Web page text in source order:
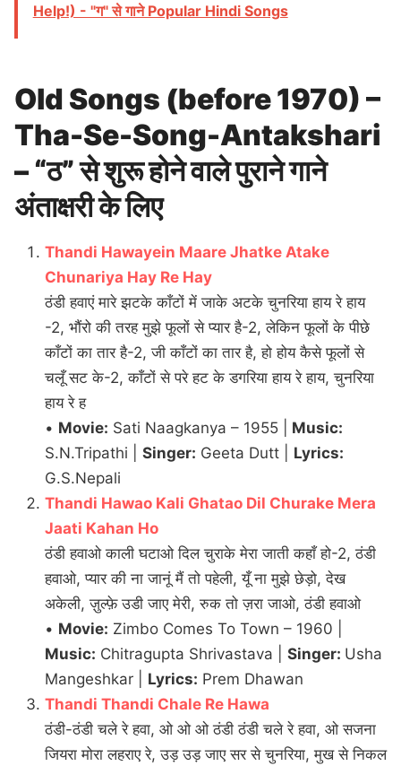
Help!) - "ग" से गाने Popular Hindi Songs
Old Songs (before 1970) –
Tha-Se-Song-Antakshari
– “ठ” से शुरू होने वाले पुराने गाने
अंताक्षरी के लिए
Thandi Hawayein Maare Jhatke Atake
Chunariya Hay Re Hay
ठंडी हवाएं मारे झटके काँटों में जाके अटके चुनरिया हाय रे हाय
-2, भौंरो की तरह मुझे फूलों से प्यार है-2, लेकिन फूलों के पीछे
काँटों का तार है-2, जी काँटों का तार है, हो होय कैसे फूलों से
चलूँ सट के-2, काँटों से परे हट के डगरिया हाय रे हाय, चुनरिया
हाय रे ह
• Movie: Sati Naagkanya – 1955 |
Music:
S.N.Tripathi | Singer: Geeta Dutt | Lyrics:
G.S.Nepali
Thandi Hawao Kali Ghatao Dil Churake Mera
Jaati Kahan Ho
ठंडी हवाओ काली घटाओ दिल चुराके मेरा जाती कहाँ हो-2, ठंडी
हवाओ, प्यार की ना जानूं मैं तो पहेली, यूँ ना मुझे छेड़ो, देख
अकेली, ज़ुल्फ़े उडी जाए मेरी, रुक तो ज़रा जाओ, ठंडी हवाओ
• Movie: Zimbo Comes To Town – 1960 |
Music: Chitragupta Shrivastava | Singer: Usha
Mangeshkar | Lyrics: Prem Dhawan
Thandi Thandi Chale Re Hawa
ठंडी-ठंडी चले रे हवा, ओ ओ ओ ठंडी ठंडी चले रे हवा, ओ सजना
जियरा मोरा लहराए रे, उड़ उड़ जाए सर से चुनरिया, मुख से निकल